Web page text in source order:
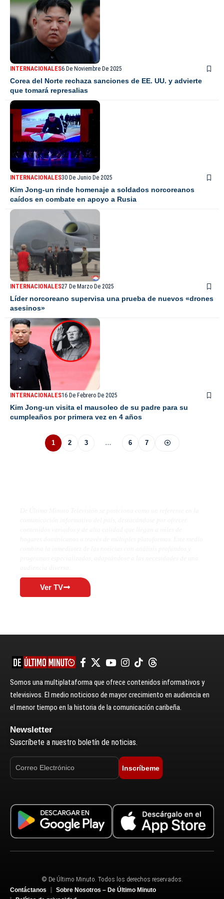
INTERNACIONALES6 De Noviembre De 2025
Corea del Norte rechaza sanciones de EE. UU. y advierte
que tomará represalias
INTERNACIONALES30 De Junio De 2025
Kim Jong-un rinde homenaje a soldados norcoreanos
caídos en combate en apoyo a Rusia
INTERNACIONALES27 De Marzo De 2025
Líder norcoreano supervisa una prueba de nuevos «drones
asesinos»
INTERNACIONALES16 De Febrero De 2025
Kim Jong-un visita el mausoleo de su padre para su
cumpleaños por primera vez en 4 años
1 2 3 … 6 7
Ver TV
Somos una multiplataforma que ofrece contenidos informativos y
televisivos. El medio noticioso de mayor crecimiento en audiencia en
el menor tiempo en la historia de la comunicación caribeña.
Newsletter
Suscríbete a nuestro boletín de noticias.
Inscríbeme
© De Último Minuto. Todos los derechos reservados.
Contáctanos
Sobre Nosotros – De Último Minuto